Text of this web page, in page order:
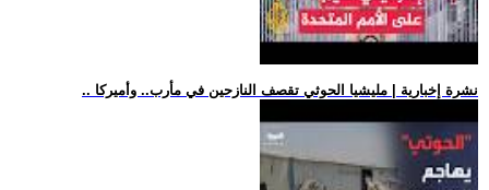
.. نشرة إخبارية | مليشيا الحوثي تقصف النازحين في مأرب.. وأميركا